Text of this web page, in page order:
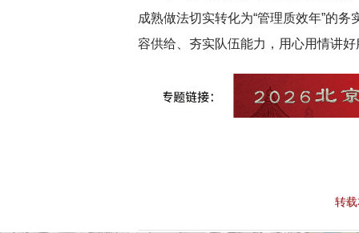
成熟做法切实转化为“管理质效年”的
容供给、夯实队伍能力，用心用情讲
转